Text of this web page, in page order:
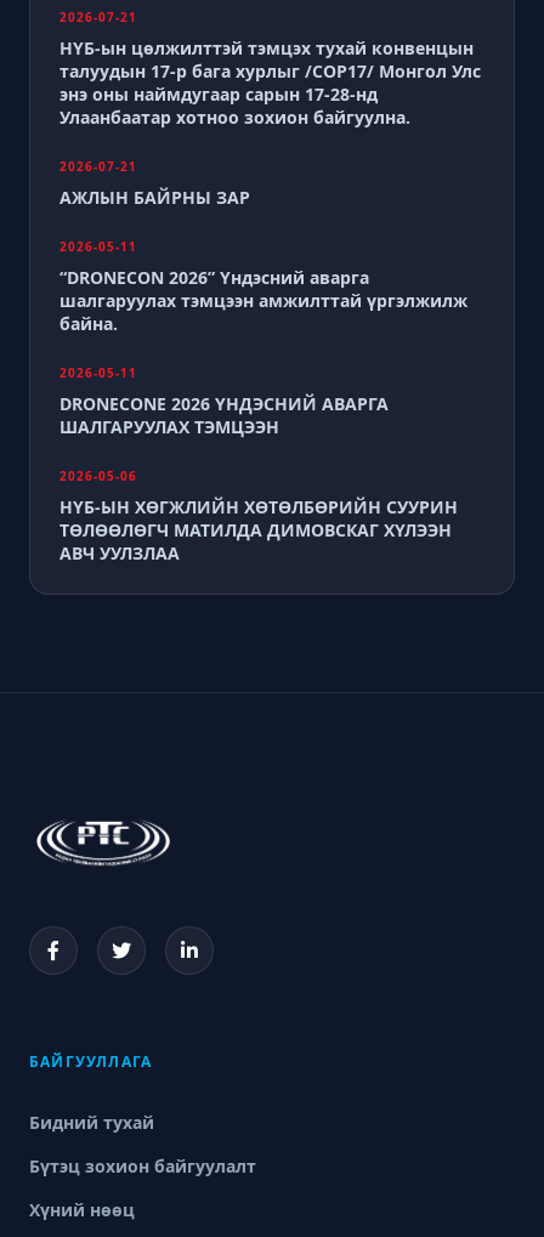
2026-07-21
НҮБ-ын цөлжилттэй тэмцэх тухай конвенцын
талуудын 17-р бага хурлыг /СОР17/ Монгол Улс
энэ оны наймдугаар сарын 17-28-нд
Улаанбаатар хотноо зохион байгуулна.
2026-07-21
АЖЛЫН БАЙРНЫ ЗАР
2026-05-11
“DRONECON 2026” Үндэсний аварга
шалгаруулах тэмцээн амжилттай үргэлжилж
байна.
2026-05-11
DRONECONE 2026 ҮНДЭСНИЙ АВАРГА
ШАЛГАРУУЛАХ ТЭМЦЭЭН
2026-05-06
НҮБ-ЫН ХӨГЖЛИЙН ХӨТӨЛБӨРИЙН СУУРИН
ТӨЛӨӨЛӨГЧ МАТИЛДА ДИМОВСКАГ ХҮЛЭЭН
АВЧ УУЛЗЛАА
БАЙГУУЛЛАГА
Бидний тухай
Бүтэц зохион байгуулалт
Хүний нөөц